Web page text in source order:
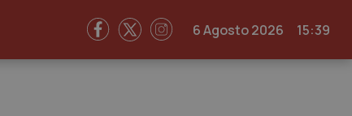
6 Agosto 2026 15:39